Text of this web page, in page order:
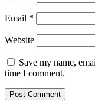
Email *
Website
Save my name,
time I comment.